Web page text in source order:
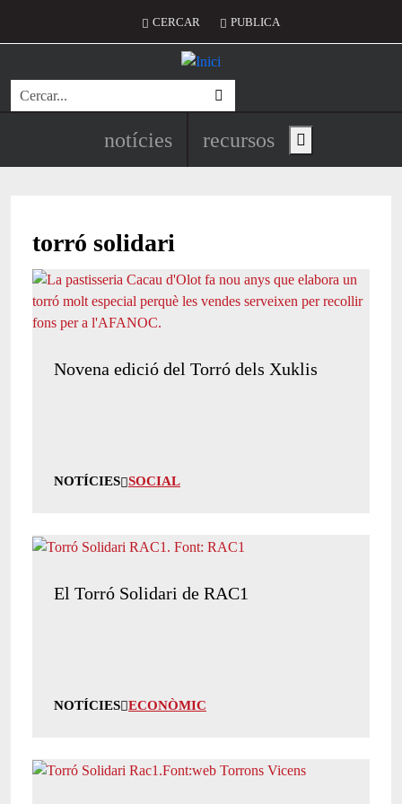
Menú del compte d'usuari
CERCAR PUBLICA
Cerca
Navegació principal de
notícies recursos Show main menu
torró solidari
Novena edició del Torró dels Xuklis
NOTÍCIES SOCIAL
El Torró Solidari de RAC1
NOTÍCIES ECONÒMIC